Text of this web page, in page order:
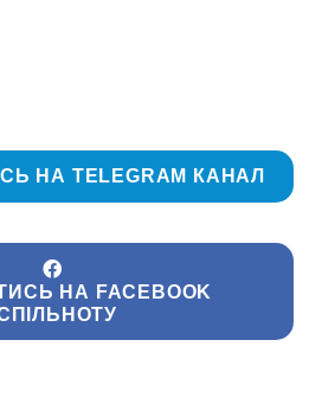
НА TELEGRAM КАНАЛ
НА FACEBOOK